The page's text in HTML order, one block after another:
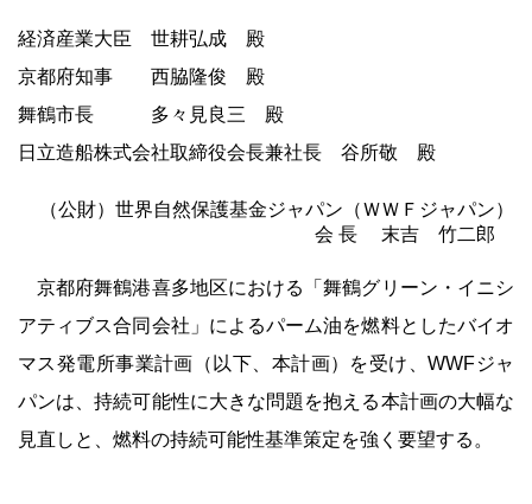
経済産業大臣 世耕弘成 殿
京都府知事 西脇隆俊 殿
舞鶴市長 多々見良三 殿
日立造船株式会社取締役会長兼社長 谷所敬 殿
（公財）世界自然保護基金ジャパン（ＷＷＦジャパン）
会 長 末吉 竹二郎
京都府舞鶴港喜多地区における「舞鶴グリーン・イニシ
アティブス合同会社」によるパーム油を燃料としたバイオ
マス発電所事業計画（以下、本計画）を受け、WWFジャ
パンは、持続可能性に大きな問題を抱える本計画の大幅な
見直しと、燃料の持続可能性基準策定を強く要望する。